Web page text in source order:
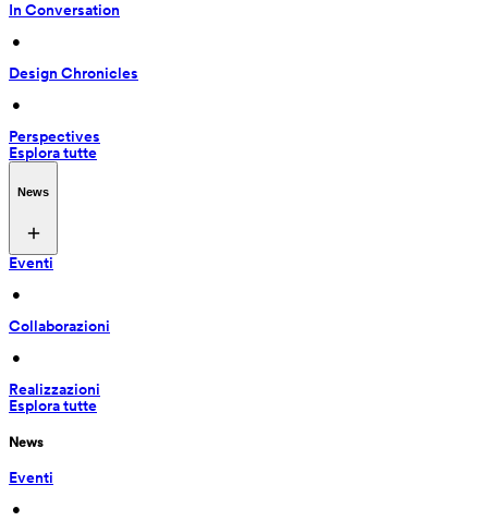
In Conversation
•
Design Chronicles
•
Perspectives
Esplora tutte
News
Eventi
•
Collaborazioni
•
Realizzazioni
Esplora tutte
News
Eventi
•